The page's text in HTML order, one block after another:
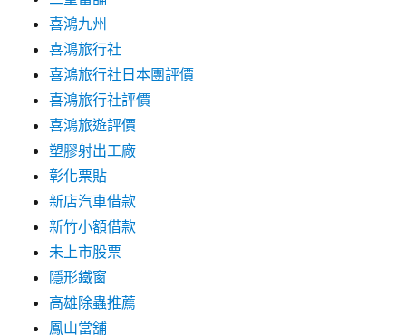
喜鴻九州
喜鴻旅行社
喜鴻旅行社日本團評價
喜鴻旅行社評價
喜鴻旅遊評價
塑膠射出工廠
彰化票貼
新店汽車借款
新竹小額借款
未上市股票
隱形鐵窗
高雄除蟲推薦
鳳山當舖